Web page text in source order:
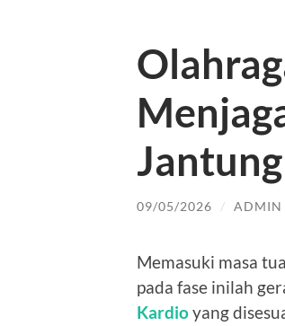
09/05/2026 / ADMIN
Memasuki masa
pada fase inilah
Kardioyang